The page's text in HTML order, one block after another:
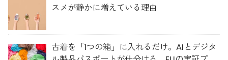
スメが静かに増えている理由
古着を「1つの箱」に入れるだけ。AIとデジタ